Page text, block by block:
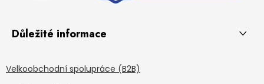
Důležité informace
Velkoobchodní spolupráce (B2B)